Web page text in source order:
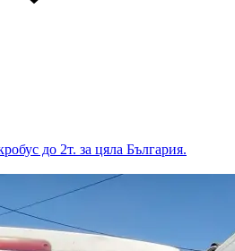
до 2т. за цяла България.